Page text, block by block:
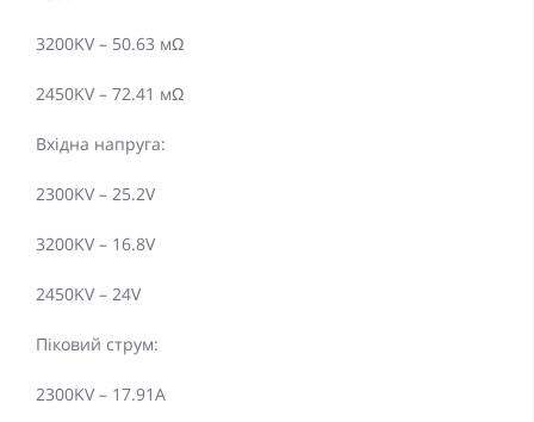
3200KV – 50.63 мΩ
2450KV – 72.41 мΩ
Вхідна напруга:
2300KV – 25.2V
3200KV – 16.8V
2450KV – 24V
Піковий струм:
2300KV – 17.91A